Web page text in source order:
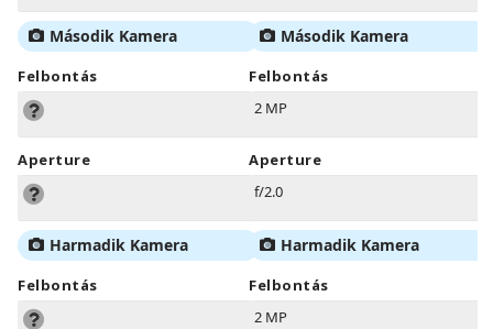
Második Kamera
Felbontás
Aperture
Harmadik Kamera
Felbontás
Második Kamera
Felbontás
2 MP
Aperture
f/2.0
Harmadik Kamera
Felbontás
2 MP